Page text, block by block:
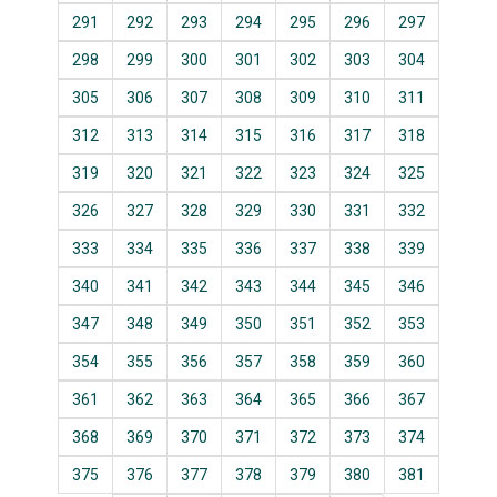
291 292 293 294 295 296 297
298 299 300 301 302 303 304
305 306 307 308 309 310 311
312 313 314 315 316 317 318
319 320 321 322 323 324 325
326 327 328 329 330 331 332
333 334 335 336 337 338 339
340 341 342 343 344 345 346
347 348 349 350 351 352 353
354 355 356 357 358 359 360
361 362 363 364 365 366 367
368 369 370 371 372 373 374
375 376 377 378 379 380 381